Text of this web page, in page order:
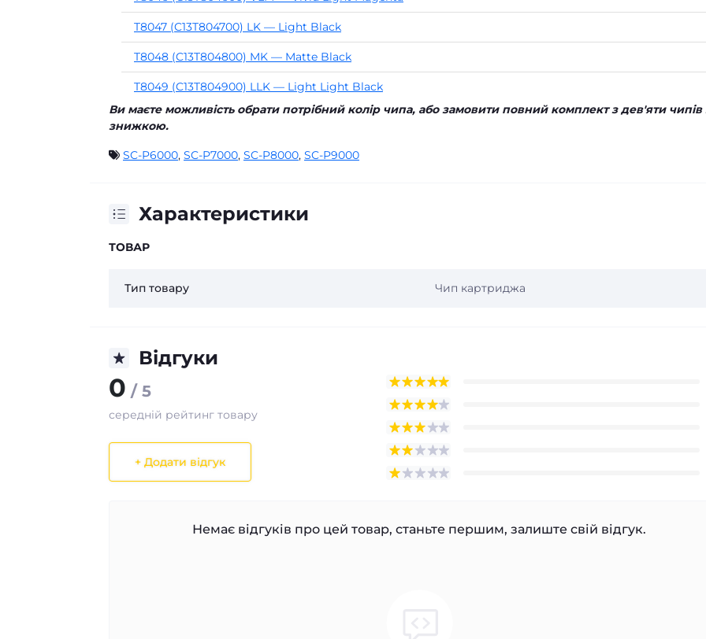
T8047 (C13T804700) LK — Light Black
T8048 (C13T804800) MK — Matte Black
T8049 (C13T804900) LLK — Light Light Black
Ви маєте можливість обрати потрібний колір чипа, або замовити повний комплект з дев'яти чипів
знижкою.
SC-P6000, SC-P7000, SC-P8000, SC-P9000
Характеристики
ТОВАР
Тип товару Чип картриджа
Відгуки
0 / 5
середній рейтинг товару
+ Додати відгук
Немає відгуків про цей товар, станьте першим, залиште свій відгук.